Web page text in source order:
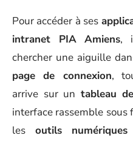
Pour accéder à ses
intranet PIA Amiens,
chercher une aiguille
page de connexion,
arrive sur un tableau
interface rassemble sous
les outils numériques